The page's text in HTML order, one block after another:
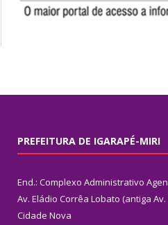
PREFEITURA DE IGARAPÉ-MIRI
End.: Complexo Administrativo
Av. Eládio Corrêa Lobato (antiga
Cidade Nova